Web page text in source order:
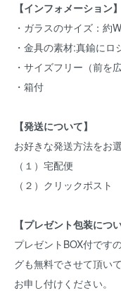
【インフォメーション】
・ガラスのサイズ：
・金具の素材:真鍮にロ
・サイズフリー（前を
・箱付
【発送について】
お好きな発送方法をお
（１）宅配便
（２）クリックポスト
【プレゼント包装につ
プレゼントBOX付です
グも無料でさせて頂い
お申し付けください。